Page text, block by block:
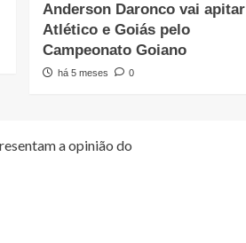
Anderson Daronco vai apitar
Atlético e Goiás pelo
Campeonato Goiano
há 5 meses 0
a opinião do